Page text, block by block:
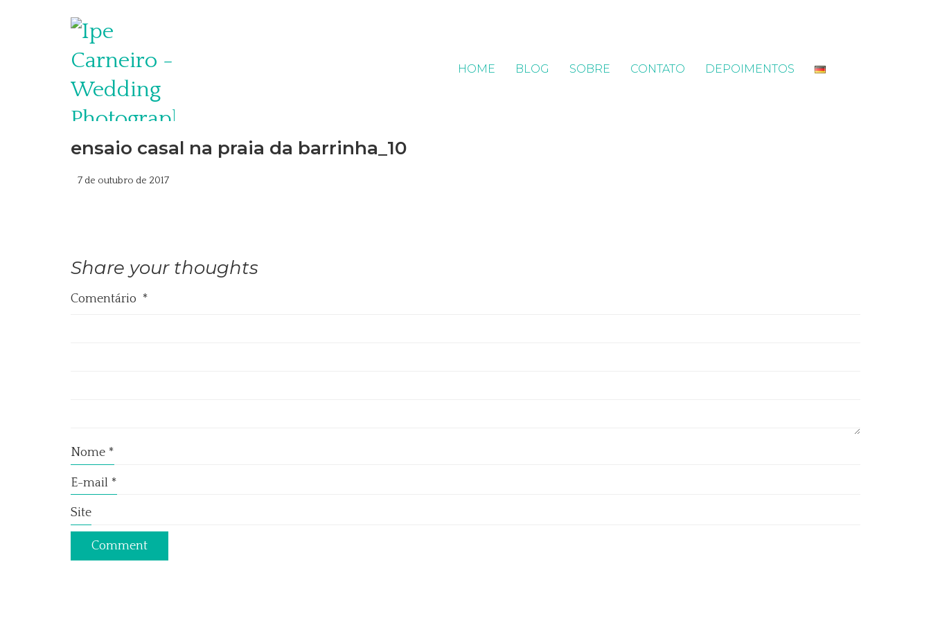
HOME BLOG SOBRE CONTATO DEPOIMENTOS
ensaio casal na praia da barrinha_10
7 de outubro de 2017
Share your thoughts
Comentário *
Nome *
E-mail *
Site